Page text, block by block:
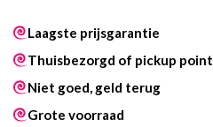
Laagste prijsgarantie
Thuisbezorgd of pickup point
Niet goed, geld terug
Grote voorraad